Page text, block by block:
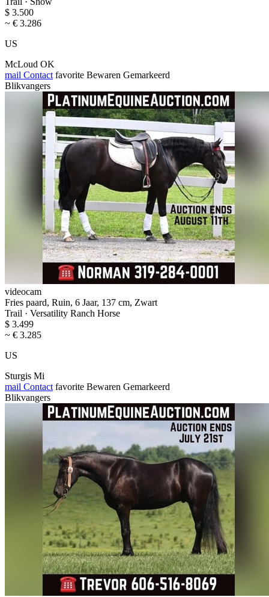
$ 3.500
~ € 3.286
US
McLoud OK
mail Contact favorite Bewaren Gemarkeerd
Blikvangers
videocam
Fries paard, Ruin, 6 Jaar, 137 cm, Zwart
Trail · Versatility Ranch Horse
$ 3.499
~ € 3.285
US
Sturgis Mi
mail Contact favorite Bewaren Gemarkeerd
Blikvangers